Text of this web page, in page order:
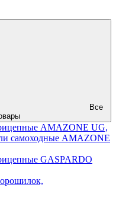
Все
AMAZONE UG,
самоходные AMAZONE
GASPARDO